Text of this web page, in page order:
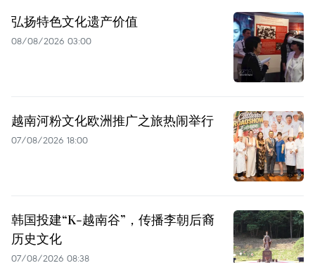
弘扬特色文化遗产价值
08/08/2026 03:00
越南河粉文化欧洲推广之旅热闹举行
07/08/2026 18:00
韩国投建“K-越南谷”，传播李朝后裔
历史文化
07/08/2026 08:38